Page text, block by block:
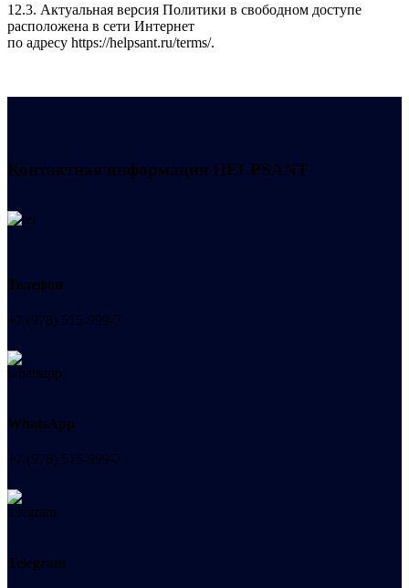
12.3. Актуальная версия Политики в свободном доступе
расположена в сети Интернет
по адресу https://helpsant.ru/terms/.
Контактная информация HELPSANT
Телефон
+7 (978) 515-999-7
WhatsApp
+7 (978) 515-999-7
Telegram